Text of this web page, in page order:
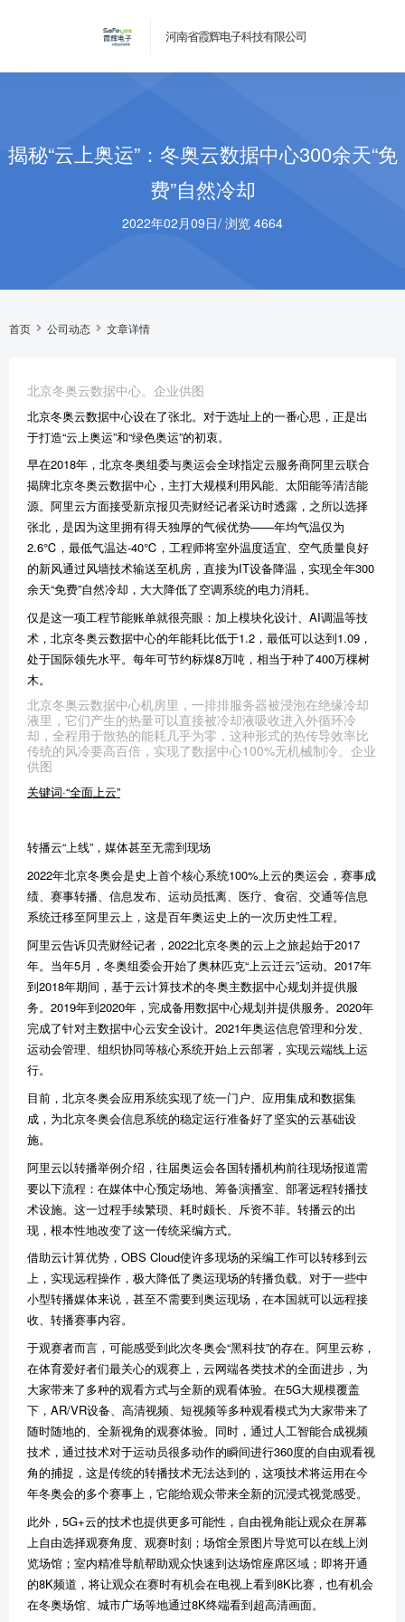
河南省霞辉电子科技有限公司
揭秘“云上奥运”：冬奥云数据中心300余天“免
费”自然冷却
2022年02月09日/ 浏览 4664
首页 公司动态 文章详情
北京冬奥云数据中心。企业供图
北京冬奥云数据中心设在了张北。对于选址上的一番心思，正是出
于打造“云上奥运”和“绿色奥运”的初衷。
早在2018年，北京冬奥组委与奥运会全球指定云服务商阿里云联合
揭牌北京冬奥云数据中心，主打大规模利用风能、太阳能等清洁能
源。阿里云方面接受新京报贝壳财经记者采访时透露，之所以选择
张北，是因为这里拥有得天独厚的气候优势——年均气温仅为
2.6℃，最低气温达-40℃，工程师将室外温度适宜、空气质量良好
的新风通过风墙技术输送至机房，直接为IT设备降温，实现全年300
余天“免费”自然冷却，大大降低了空调系统的电力消耗。
仅是这一项工程节能账单就很亮眼：加上模块化设计、AI调温等技
术，北京冬奥云数据中心的年能耗比低于1.2，最低可以达到1.09，
处于国际领先水平。每年可节约标煤8万吨，相当于种了400万棵树
木。
北京冬奥云数据中心机房里，一排排服务器被浸泡在绝缘冷却
液里，它们产生的热量可以直接被冷却液吸收进入外循环冷
却，全程用于散热的能耗几乎为零，这种形式的热传导效率比
传统的风冷要高百倍，实现了数据中心100%无机械制冷。企业
供图
关键词·“全面上云”
转播云“上线”，媒体甚至无需到现场
2022年北京冬奥会是史上首个核心系统100%上云的奥运会，赛事成
绩、赛事转播、信息发布、运动员抵离、医疗、食宿、交通等信息
系统迁移至阿里云上，这是百年奥运史上的一次历史性工程。
阿里云告诉贝壳财经记者，2022北京冬奥的云上之旅起始于2017
年。当年5月，冬奥组委会开始了奥林匹克“上云迁云”运动。2017年
到2018年期间，基于云计算技术的冬奥主数据中心规划并提供服
务。2019年到2020年，完成备用数据中心规划并提供服务。2020年
完成了针对主数据中心云安全设计。2021年奥运信息管理和分发、
运动会管理、组织协同等核心系统开始上云部署，实现云端线上运
行。
目前，北京冬奥会应用系统实现了统一门户、应用集成和数据集
成，为北京冬奥会信息系统的稳定运行准备好了坚实的云基础设
施。
阿里云以转播举例介绍，往届奥运会各国转播机构前往现场报道需
要以下流程：在媒体中心预定场地、筹备演播室、部署远程转播技
术设施。这一过程手续繁琐、耗时颇长、斥资不菲。转播云的出
现，根本性地改变了这一传统采编方式。
借助云计算优势，OBS Cloud使许多现场的采编工作可以转移到云
上，实现远程操作，极大降低了奥运现场的转播负载。对于一些中
小型转播媒体来说，甚至不需要到奥运现场，在本国就可以远程接
收、转播赛事内容。
于观赛者而言，可能感受到此次冬奥会“黑科技”的存在。阿里云称，
在体育爱好者们最关心的观赛上，云网端各类技术的全面进步，为
大家带来了多种的观看方式与全新的观看体验。在5G大规模覆盖
下，AR/VR设备、高清视频、短视频等多种观看模式为大家带来了
随时随地的、全新视角的观赛体验。同时，通过人工智能合成视频
技术，通过技术对于运动员很多动作的瞬间进行360度的自由观看视
角的捕捉，这是传统的转播技术无法达到的，这项技术将运用在今
年冬奥会的多个赛事上，它能给观众带来全新的沉浸式视觉感受。
此外，5G+云的技术也提供更多可能性，自由视角能让观众在屏幕
上自由选择观赛角度、观赛时刻；场馆全景图片导览可以在线上浏
览场馆；室内精准导航帮助观众快速到达场馆座席区域；即将开通
的8K频道，将让观众在赛时有机会在电视上看到8K比赛，也有机会
在冬奥场馆、城市广场等地通过8K终端看到超高清画面。